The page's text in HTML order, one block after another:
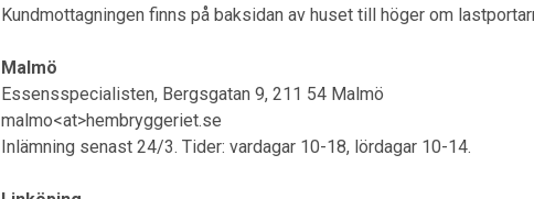
Kundmottagningen finns på baksidan av huset till höger om
Malmö
Essensspecialisten, Bergsgatan 9, 211 54 Malmö
malmo<at>hembryggeriet.se
Inlämning senast 24/3. Tider: vardagar 10-18, lördagar 10-14.